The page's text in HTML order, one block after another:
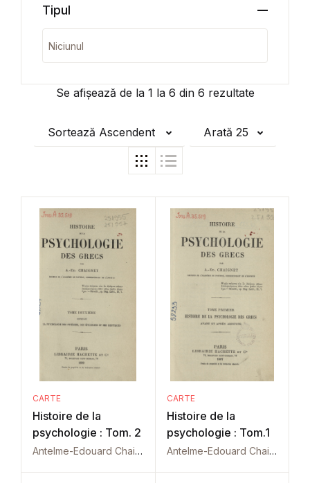
Se afișează de la 1 la 6 din 6 rezultate
Sortează Ascendent Arată 25
CARTE
Histoire de la
psychologie : Tom. 2
Antelme-Edouard Chaignet
CARTE
Histoire de la
psychologie : Tom.1
Antelme-Edouard Chaignet
Tipul